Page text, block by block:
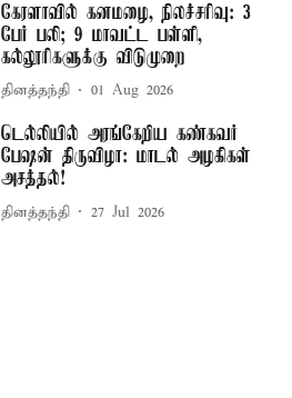
கேரளாவில் கனமழை, நிலச்சரிவு: 3
பேர் பலி; 9 மாவட்ட பள்ளி,
கல்லூரிகளுக்கு விடுமுறை
தினத்தந்தி 01 Aug 2026
டெல்லியில் அரங்கேறிய கண்கவர்
பேஷன் திருவிழா: மாடல் அழகிகள்
அசத்தல்!
தினத்தந்தி 27 Jul 2026